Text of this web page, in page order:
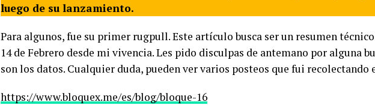
luego de su lanzamiento.
Para algunos, fue su primer rugpull. Este artículo busca ser un resumen
14 de Febrero desde mi vivencia. Les pido disculpas de antemano por alguna
son los datos. Cualquier duda, pueden ver varios posteos que fui recolectando
https://www.bloquex.me/es/blog/bloque-16